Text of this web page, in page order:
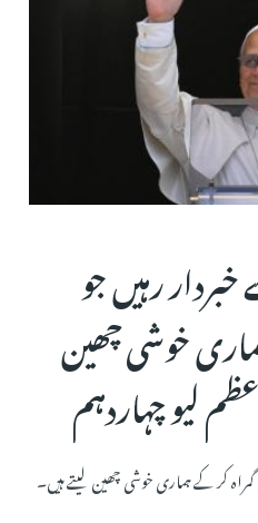
رہیں جو
خوشی چھین
لیو چہاردہم
کر کے ہماری خوشی چھین لیتے ہیں۔